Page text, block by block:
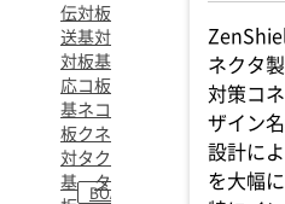
伝
送
対
応
基
板
対
基
対
基
板
コ
ネ
ク
タ
BOARD-TO-BOARD
板
対
基
板
コ
ネ
ク
タ
ネクタ
対策コ
ザイン
設計に
を大幅